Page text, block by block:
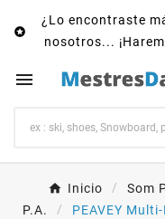

¿Lo encontraste
nosotros...

Inicio Som
P.A.
PEAVEY